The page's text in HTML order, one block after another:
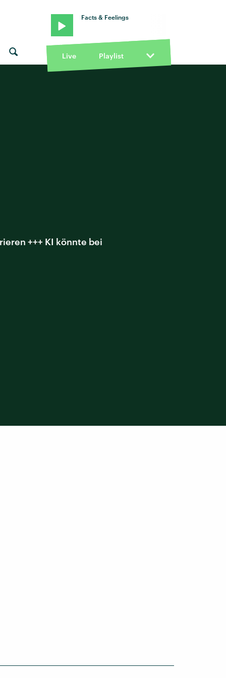
Facts & Feelings
Live Playlist
+++ KI könnte bei